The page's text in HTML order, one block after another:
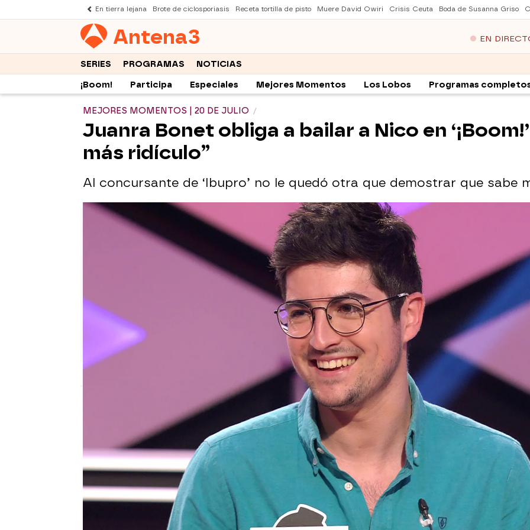
En tierra lejana Brote de ciclosporiasis Receta tortilla de pisto Muere David Owiri Crisis Ceuta Boda de Susanna Griso
Antena3 EN
SERIES PROGRAMAS NOTICIAS
¡Boom! Participa Especiales Mejores Momentos Los Lobos Programas
MEJORES MOMENTOS | 20 DE JULIO
Juanra Bonet obliga a bailar a Nico en
más ridículo”
Al concursante de ‘Ibupro’ no le quedó otra que demostrar que sabe
20 de julio de 2021, 19:19
Whatsapp
Facebook
Es muy poco habitual que Juanra Bonet obligue a nadie a
hacer algo que esa persona no quiera, pero esta vez no se ha
podido resistir. ¡Ha obligado a bailar a Nico, del equipo de los
‘Ibupro’!
“Si no bailas, es más ridículo”, le ha advertido el presentador al